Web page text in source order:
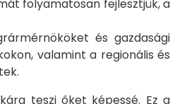
folyamatosan fejlesztjük, a
és gazdasági
valamint a regionális és
teszi őket képessé. Ez a